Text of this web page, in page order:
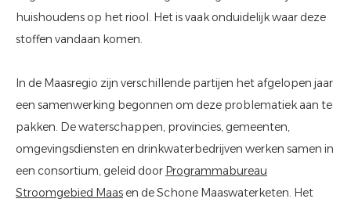
huishoudens op het riool. Het is vaak onduidelijk waar deze
stoffen vandaan komen.
In de Maasregio zijn verschillende partijen het afgelopen jaar
een samenwerking begonnen om deze problematiek aan te
pakken. De waterschappen, provincies, gemeenten,
omgevingsdiensten en drinkwaterbedrijven werken samen in
een consortium, geleid door Programmabureau
Stroomgebied Maas en de Schone Maaswaterketen. Het